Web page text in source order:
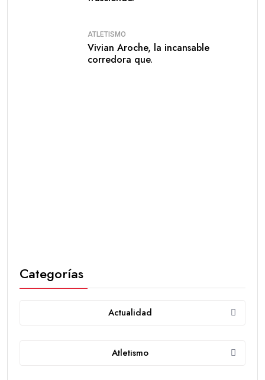
ATLETISMO
Vivian Aroche, la incansable
corredora que.
Categorías
Actualidad
Atletismo